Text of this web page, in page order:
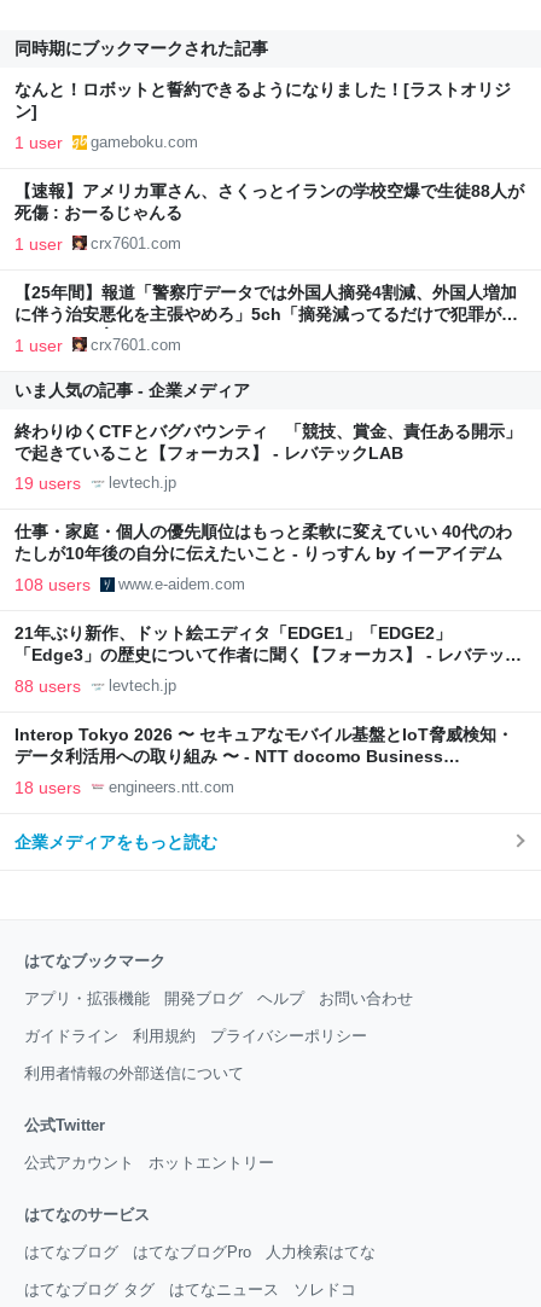
同時期にブックマークされた記事
なんと！ロボットと誓約できるようになりました！[ラストオリジ
ン]
1 user gameboku.com
【速報】アメリカ軍さん、さくっとイランの学校空爆で生徒88人が
死傷 : おーるじゃんる
1 user crx7601.com
【25年間】報道「警察庁データでは外国人摘発4割減、外国人増加
に伴う治安悪化を主張やめろ」5ch「摘発減ってるだけで犯罪が減
ってるとは言えない」 : おーるじゃんる
1 user crx7601.com
いま人気の記事 - 企業メディア
終わりゆくCTFとバグバウンティ 「競技、賞金、責任ある開示」
で起きていること【フォーカス】 - レバテックLAB
19 users levtech.jp
仕事・家庭・個人の優先順位はもっと柔軟に変えていい 40代のわ
たしが10年後の自分に伝えたいこと - りっすん by イーアイデム
108 users www.e-aidem.com
21年ぶり新作、ドット絵エディタ「EDGE1」「EDGE2」
「Edge3」の歴史について作者に聞く【フォーカス】 - レバテック
LAB
88 users levtech.jp
Interop Tokyo 2026 〜 セキュアなモバイル基盤とIoT脅威検知・
データ利活用への取り組み 〜 - NTT docomo Business
Engineers' Blog
18 users engineers.ntt.com
企業メディアをもっと読む
はてなブックマーク
アプリ・拡張機能 開発ブログ ヘルプ お問い合わせ
ガイドライン 利用規約 プライバシーポリシー
利用者情報の外部送信について
公式Twitter
公式アカウント ホットエントリー
はてなのサービス
はてなブログ はてなブログPro 人力検索はてな
はてなブログ タグ はてなニュース ソレドコ